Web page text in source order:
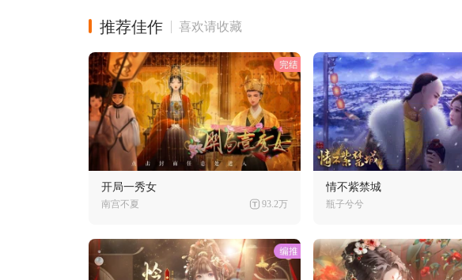
推荐佳作 喜欢请收藏
开局一秀女
南宫不夏 93.2万
情不紫禁城
瓶子兮兮